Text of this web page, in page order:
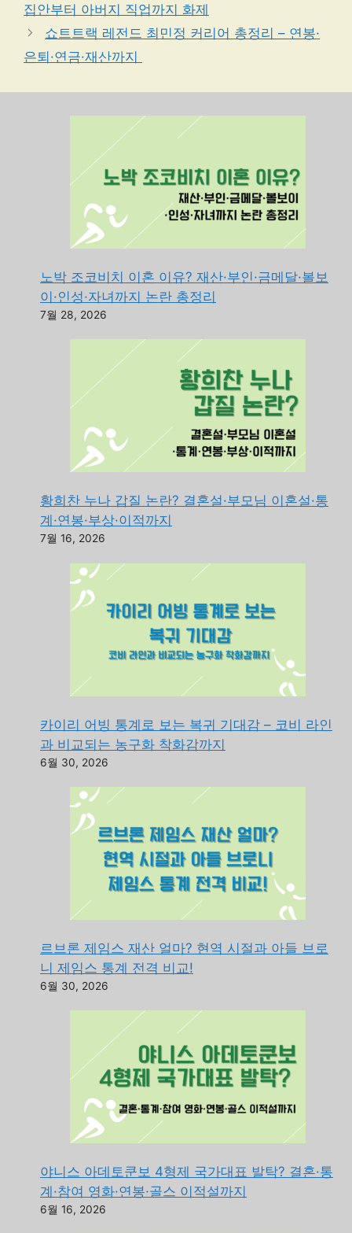
리
집안부터 아버지 직업까지 화제
쇼트트랙 레전드 최민정 커리어 총정리 – 연봉·
은퇴·연금·재산까지
노박 조코비치 이혼 이유? 재산·부인·금메달·볼보
이·인성·자녀까지 논란 총정리
7월 28, 2026
황희찬 누나 갑질 논란? 결혼설·부모님 이혼설·통
계·연봉·부상·이적까지
7월 16, 2026
카이리 어빙 통계로 보는 복귀 기대감 – 코비 라인
과 비교되는 농구화 착화감까지
6월 30, 2026
르브론 제임스 재산 얼마? 현역 시절과 아들 브로
니 제임스 통계 전격 비교!
6월 30, 2026
야니스 아데토쿤보 4형제 국가대표 발탁? 결혼·통
계·참여 영화·연봉·골스 이적설까지
6월 16, 2026